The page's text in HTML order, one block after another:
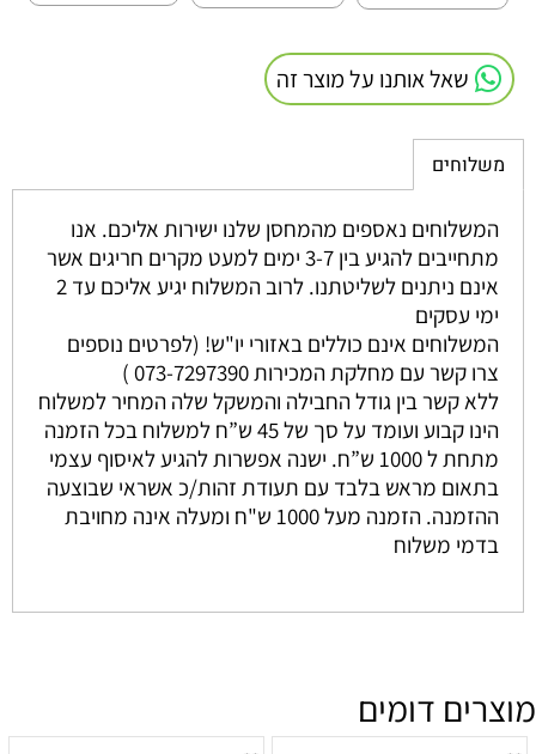
שאל אותנו על מוצר זה
משלוחים
המשלוחים נאספים מהמחסן שלנו ישירות אליכם. אנו
מתחייבים להגיע בין 3-7 ימים למעט מקרים חריגים אשר
אינם ניתנים לשליטתנו. לרוב המשלוח יגיע אליכם עד 2
ימי עסקים
המשלוחים אינם כוללים באזורי יו"ש! (לפרטים נוספים
צרו קשר עם מחלקת המכירות 073-7297390 )
ללא קשר בין גודל החבילה והמשקל שלה המחיר למשלוח
הינו קבוע ועומד על סך של 45 ש”ח למשלוח בכל הזמנה
מתחת ל 1000 ש”ח. ישנה אפשרות להגיע לאיסוף עצמי
בתאום מראש בלבד עם תעודת זהות/כ אשראי שבוצעה
ההזמנה. הזמנה מעל 1000 ש"ח ומעלה אינה מחויבת
בדמי משלוח
מוצרים דומים